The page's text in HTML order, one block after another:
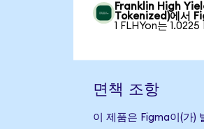
Franklin High
Tokenized)에서
1 FLHYon는
면책 조항
이 제품은 Figma이(가)